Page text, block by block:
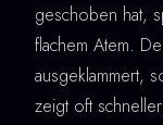
geschoben hat,
flachem Atem.
ausgeklammert,
zeigt oft